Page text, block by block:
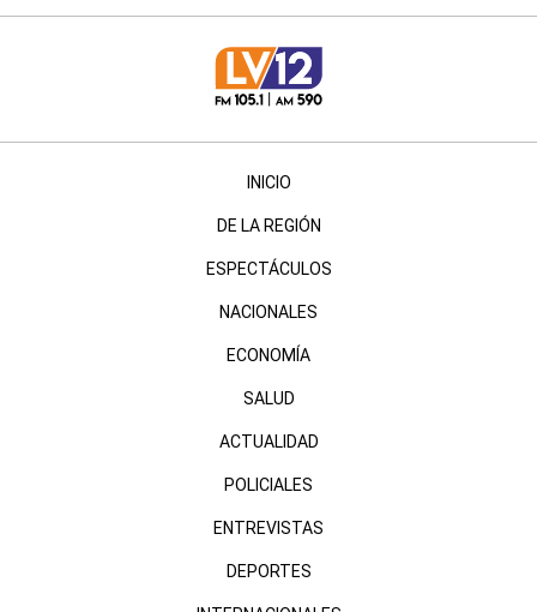
INICIO
DE LA REGIÓN
ESPECTÁCULOS
NACIONALES
ECONOMÍA
SALUD
ACTUALIDAD
POLICIALES
ENTREVISTAS
DEPORTES